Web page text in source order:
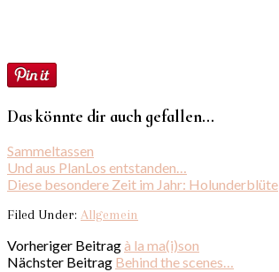
Das könnte dir auch gefallen...
Sammeltassen
Und aus PlanLos entstanden…
Diese besondere Zeit im Jahr: Holunderblüte
Filed Under: Allgemein
Vorheriger Beitragà la ma(i)son
Nächster Beitrag Behind the scenes…